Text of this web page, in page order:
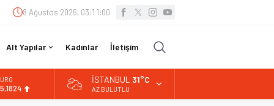
8 Ağustos 2026, 03:11:01
Alt Yapılar Kadınlar İletişim
İSTANBUL 31°C
AZ BULUTLU